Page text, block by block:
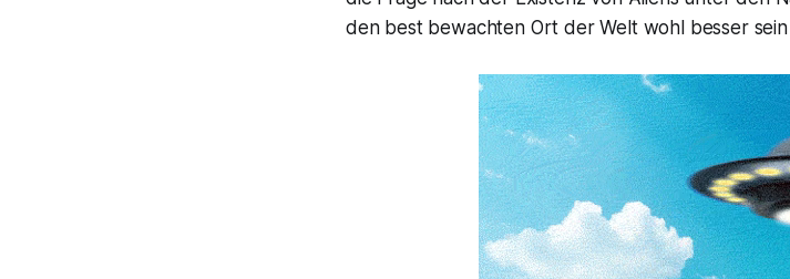
den best bewachten Ort der Welt wohl besser sein